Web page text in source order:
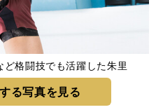
格闘技でも活躍した朱里
る写真を見る